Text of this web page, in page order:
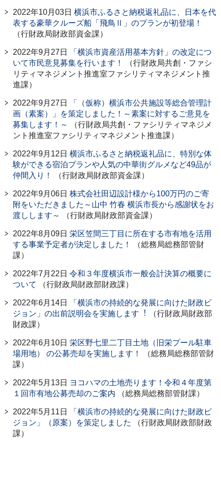
2022年10月03日 横浜市ふるさと納税返礼品に、日本を代
表する豪華クルーズ船「飛鳥Ⅱ」のプランが初登場！
（行財政局財政部資金課）
2022年9月27日
「横浜市資産活用基本方針」の改定につ
いて市民意見募集を行います！
（行財政局共創・ファシ
リティマネジメント推進室ファシリティマネジメント推
進課）
2022年9月27日
「（仮称）横浜市公共施設等総合管理計
画（素案）」を策定しました！～素案に対するご意見を
募集します！～
（行財政局共創・ファシリティマネジメ
ント推進室ファシリティマネジメント推進課）
2022年9月12日 横浜市ふるさと納税返礼品に、特別な体
験ができる宿泊プランや人気の中華街グルメなど49品が
仲間入り！
（行財政局財政部資金課）
2022年9月06日 株式会社田辺設計様から100万円のご寄
附をいただきました～山中 竹春 横浜市長から感謝状をお
渡しします～
（行財政局財政部資金課）
2022年8月09日 栄区笠間三丁目に所在する市有地を活用
する事業予定者が決定しました！
（総務局総務部管財
課）
2022年7月22日 令和３年度横浜市一般会計決算の概要に
ついて
（行財政局財政部財政課）
2022年6月14日
「横浜市の持続的な発展に向けた財政ビ
ジョン」の出前説明会を実施します︕
（行財政局財政部
財政課）
2022年6月10日 栄区野七里二丁目土地（旧栄プール駐車
場用地） の公募売却を実施します！
（総務局総務部管財
課）
2022年5月13日 ヨコハマの土地売ります！令和４年度第
１回市有地公募売却のご案内 （総務局総務部管財課）
2022年5月11日
「横浜市の持続的な発展に向けた財政ビ
ジョン」（原案）を策定しました
（行財政局財政部財政
課）